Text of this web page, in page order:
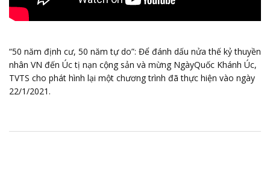
“50 năm định cư, 50 năm tự do”: Để đánh dấu nửa thế kỷ thuyền
nhân VN đến Úc tị nạn cộng sản và mừng NgàyQuốc Khánh Úc,
TVTS cho phát hình lại một chương trình đã thực hiện vào ngày
22/1/2021.